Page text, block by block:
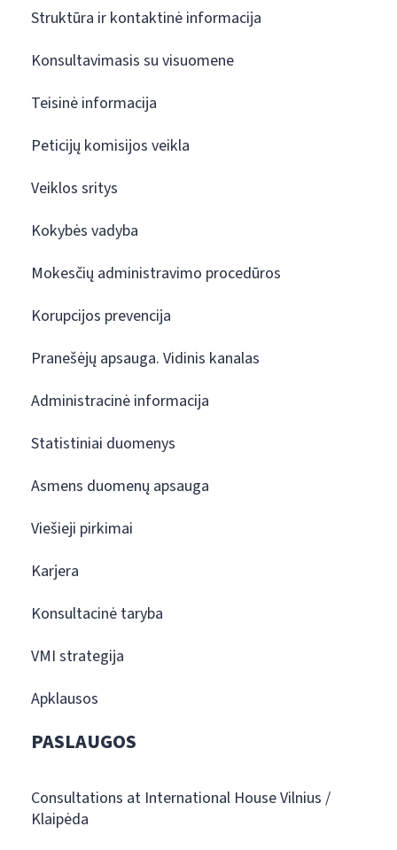
Struktūra ir kontaktinė informacija
Konsultavimasis su visuomene
Teisinė informacija
Peticijų komisijos veikla
Veiklos sritys
Kokybės vadyba
Mokesčių administravimo procedūros
Korupcijos prevencija
Pranešėjų apsauga. Vidinis kanalas
Administracinė informacija
Statistiniai duomenys
Asmens duomenų apsauga
Viešieji pirkimai
Karjera
Konsultacinė taryba
VMI strategija
Apklausos
PASLAUGOS
Consultations at International House Vilnius /
Klaipėda